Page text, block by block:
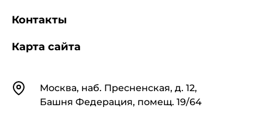
КонтактыМосква, наб. Пресненская, д. 12,
Башня Федерация, помещ. 19/64
Контакты
Карта сайта